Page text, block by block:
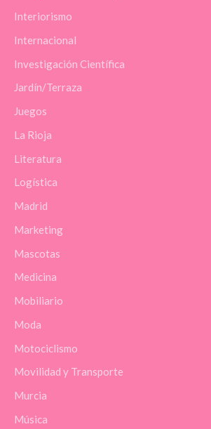
Interiorismo
Internacional
Investigación Científica
Jardín/Terraza
Juegos
La Rioja
Literatura
Logística
Madrid
Marketing
Mascotas
Medicina
Mobiliario
Moda
Motociclismo
Movilidad y Transporte
Murcia
Música